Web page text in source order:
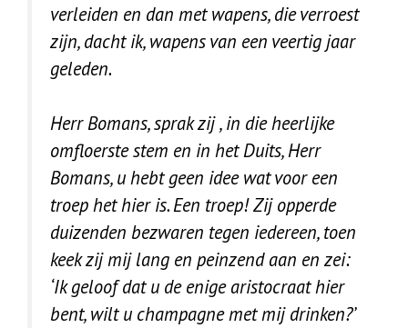
verleiden en dan met wapens, die verroest
zijn, dacht ik, wapens van een veertig jaar
geleden.
Herr Bomans, sprak zij , in die heerlijke
omfloerste stem en in het Duits, Herr
Bomans, u hebt geen idee wat voor een
troep het hier is. Een troep! Zij opperde
duizenden bezwaren tegen iedereen, toen
keek zij mij lang en peinzend aan en zei:
‘Ik geloof dat u de enige aristocraat hier
bent, wilt u champagne met mij drinken?’